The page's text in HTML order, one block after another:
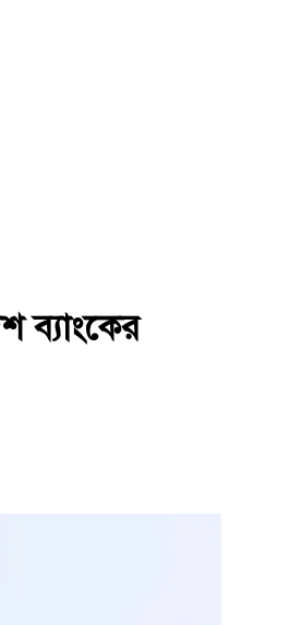
ব্যাংকের